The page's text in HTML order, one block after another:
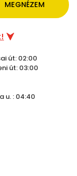
MEGNÉZEM
út: 02:00
út: 03:00
u. : 04:40